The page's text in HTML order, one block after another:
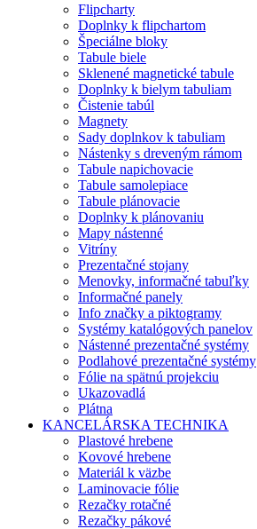
Flipcharty
Doplnky k flipchartom
Špeciálne bloky
Tabule biele
Sklenené magnetické tabule
Doplnky k bielym tabuliam
Čistenie tabúl
Magnety
Sady doplnkov k tabuliam
Nástenky s dreveným rámom
Tabule napichovacie
Tabule samolepiace
Tabule plánovacie
Doplnky k plánovaniu
Mapy nástenné
Vitríny
Prezentačné stojany
Menovky, informačné tabuľky
Informačné panely
Info značky a piktogramy
Systémy katalógových panelov
Nástenné prezentačné systémy
Podlahové prezentačné systémy
Fólie na spätnú projekciu
Ukazovadlá
Plátna
KANCELÁRSKA TECHNIKA
Plastové hrebene
Kovové hrebene
Materiál k väzbe
Laminovacie fólie
Rezačky rotačné
Rezačky pákové